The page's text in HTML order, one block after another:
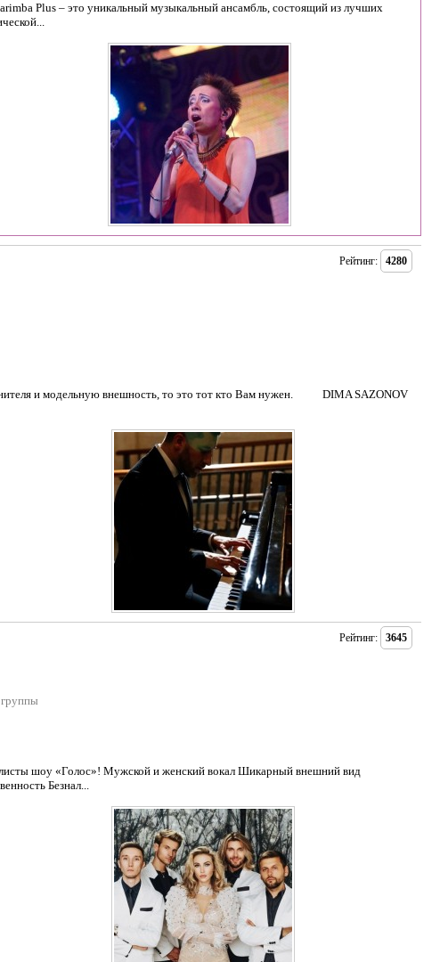
Plus – это уникальный музыкальный ансамбль, состоящий из лучших
и модельную внешность, то это тот кто Вам нужен. DIMA SAZONOV
Рейтинг: 4280
шоу «Голос»! Мужской и женский вокал Шикарный внешний вид
Безнал...
Рейтинг: 3645